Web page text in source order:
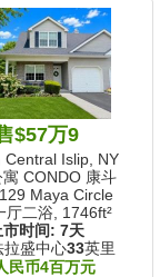
$57万9
Central Islip, NY
CONDO 康斗
Maya Circle
厅二浴, 1746ft²
市时间: 7天
拉盛中心33英里
民币4百万元